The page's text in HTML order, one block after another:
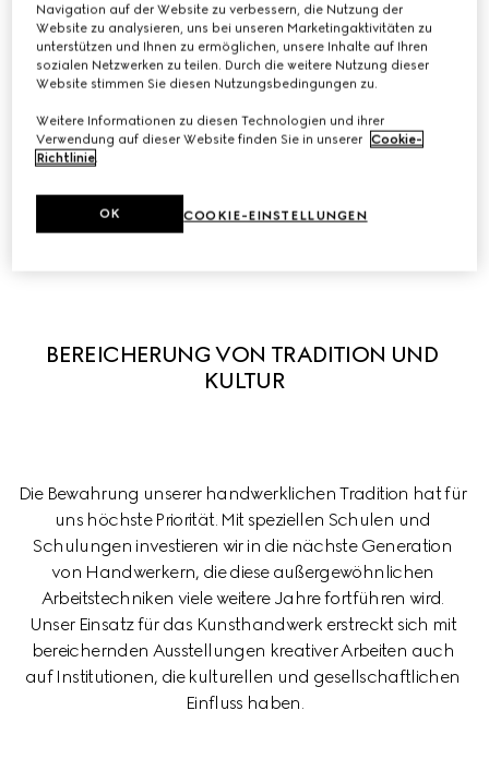
unsere Besonderheit Kreativität und Innovation stimuliert.
Wir haben eine Reihe von Initiativen gestartet, um
Gerechtigkeit und Inklusion am Arbeitsplatz zu fördern,
und arbeiten mit führenden Organisationen zusammen,
um zu systemischen Veränderungen in unserer Branche
und anderswo beizutragen.
Vielfalt, Gerechtigkeit und Inklusion bei Gucci entdecken
BEREICHERUNG VON TRADITION UND
KULTUR
Die Bewahrung unserer handwerklichen Tradition hat für
uns höchste Priorität. Mit speziellen Schulen und
Schulungen investieren wir in die nächste Generation
von Handwerkern, die diese außergewöhnlichen
Arbeitstechniken viele weitere Jahre fortführen wird.
Unser Einsatz für das Kunsthandwerk erstreckt sich mit
bereichernden Ausstellungen kreativer Arbeiten auch
auf Institutionen, die kulturellen und gesellschaftlichen
Einfluss haben.
Navigation auf der Website zu verbessern, die Nutzung der
Website zu analysieren, uns bei unseren Marketingaktivitäten zu
unterstützen und Ihnen zu ermöglichen, unsere Inhalte auf Ihren
sozialen Netzwerken zu teilen. Durch die weitere Nutzung dieser
Website stimmen Sie diesen Nutzungsbedingungen zu.
Weitere Informationen zu diesen Technologien und ihrer
Verwendung auf dieser Website finden Sie in unserer Cookie-
Richtlinie.
COOKIE-EINSTELLUNGEN
OK